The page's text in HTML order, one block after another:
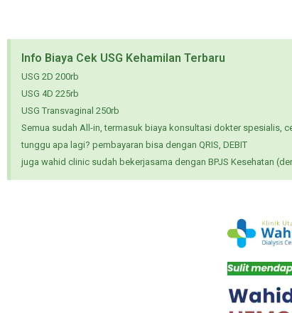
Info Biaya Cek USG Kehamilan Terbaru
USG 2D 200rb
USG 4D 225rb
USG Transvaginal 250rb
Semua sudah All-in, termasuk biaya konsultasi dokter spesialis,
tunggu apa lagi? pembayaran bisa dengan QRIS, DEBIT
juga wahid clinic sudah bekerjasama dengan BPJS Kesehatan